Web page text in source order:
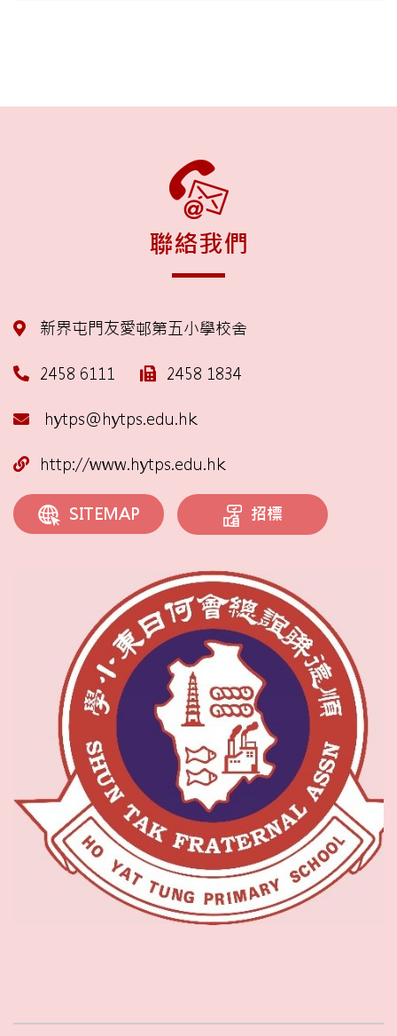
聯絡我們
新界屯門友愛邨第五小學校舍
2458 6111 2458 1834
hytps@hytps.edu.hk
http://www.hytps.edu.hk
SITEMAP 招標